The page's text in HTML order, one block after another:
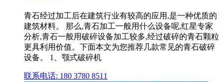
青石经过加工后在建筑行业有较高的应用,是一种优质的
建筑材料。 那么,青石加工一般用什么设备呢,红星专家
分析,青石一般用破碎设备加工较多,经过破碎的青石颗粒
更具利用价值。下面本文为您推荐几款常见的青石破碎
设备。 1、颚式破碎机
联系电话: 180 3780 8511